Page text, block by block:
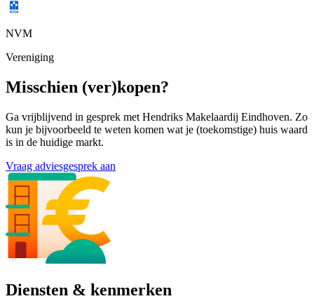
NVM
Vereniging
Misschien (ver)kopen?
Ga vrijblijvend in gesprek met Hendriks Makelaardij Eindhoven. Zo
kun je bijvoorbeeld te weten komen wat je (toekomstige) huis waard
is in de huidige markt.
Vraag adviesgesprek aan
Diensten & kenmerken